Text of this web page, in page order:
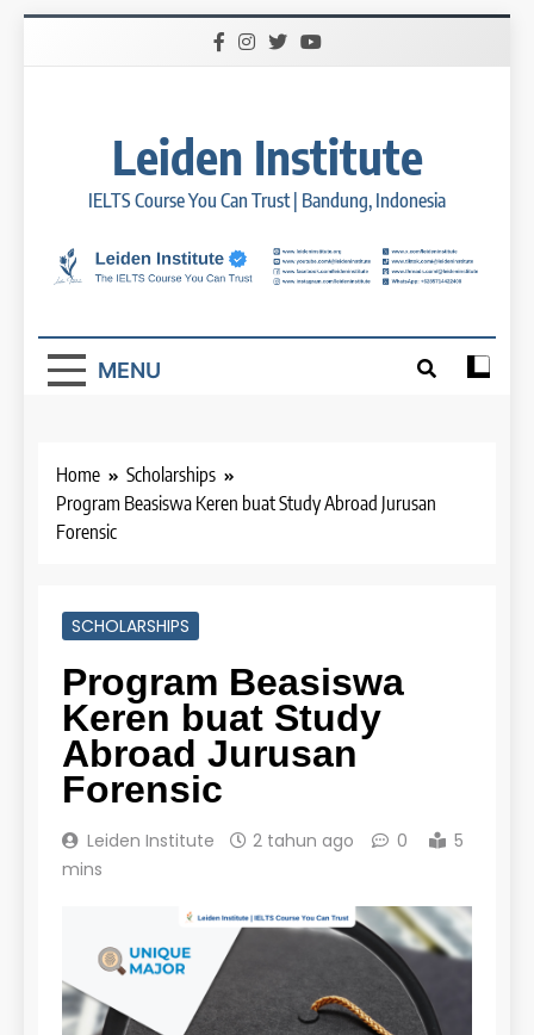
Leiden Institute
IELTS Course You Can Trust | Bandung, Indonesia
MENU
Home
Scholarships
Program Beasiswa Keren buat Study Abroad Jurusan
Forensic
SCHOLARSHIPS
Program Beasiswa
Keren buat Study
Abroad Jurusan
Forensic
Leiden Institute 2 tahun ago 0
5
mins